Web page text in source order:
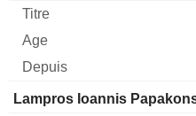
Lampros Ioannis